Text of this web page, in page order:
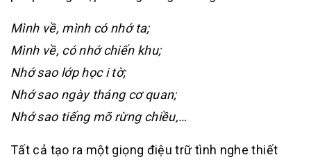
Mình về, mình có nhớ ta;
Mình về, có nhớ chiến khu;
Nhớ sao lớp học i tờ;
Nhớ sao ngày tháng cơ quan;
Nhớ sao tiếng mõ rừng chiều,…
Tất cả tạo ra một giọng điệu trữ tình nghe thiết